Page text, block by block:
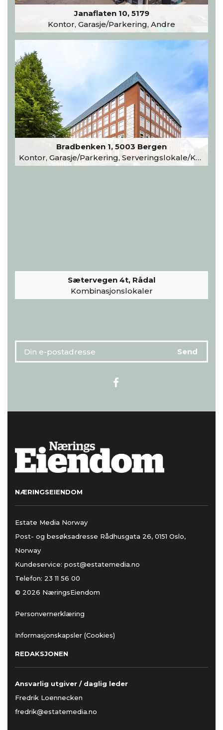
Janaflaten 10, 5179
Kontor, Garasje/Parkering, Andre
Bradbenken 1, 5003 Bergen
Kontor, Garasje/Parkering, Serveringslokale/Kantine, Undervisning/Arrangement
Sætervegen 4t, Rådal
Kombinasjonslokaler
NÆRINGSEIENDOM
Estate Media Norway
Post- og besøksadresse Rådhusgata 26, 0151 Oslo,
Norway
Kundeservice: post@estatemedia.no
Telefon: 23 11 56 00
© 2026 NæringsEiendom
Personvernerklæring
Informasjonskapsler (Cookies)
REDAKSJONEN
Ansvarlig utgiver / daglig leder
Fredrik Loennecken
fredrik@estatemedia.no